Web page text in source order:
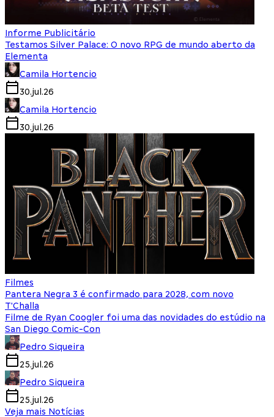
Informe Publicitário
Testamos Silver Palace: O novo RPG de mundo aberto da
Elementa
Camila Hortencio
30.jul.26
Camila Hortencio
30.jul.26
Filmes
Pantera Negra 3 é confirmado para 2028, com novo
T'Challa
Filme de Ryan Coogler foi uma das novidades do estúdio na
San Diego Comic-Con
Pedro Siqueira
25.jul.26
Pedro Siqueira
25.jul.26
Veja mais Notícias